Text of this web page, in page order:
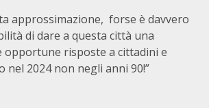
approssimazione, forse è davvero
di dare a questa città una
opportune risposte a cittadini e
nel 2024 non negli anni 90!”